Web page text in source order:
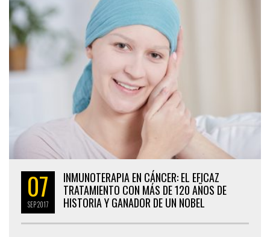
07
SEP2017
INMUNOTERAPIA EN CÁNCER: EL EFICAZ
TRATAMIENTO CON MÁS DE 120 AÑOS DE
HISTORIA Y GANADOR DE UN NOBEL